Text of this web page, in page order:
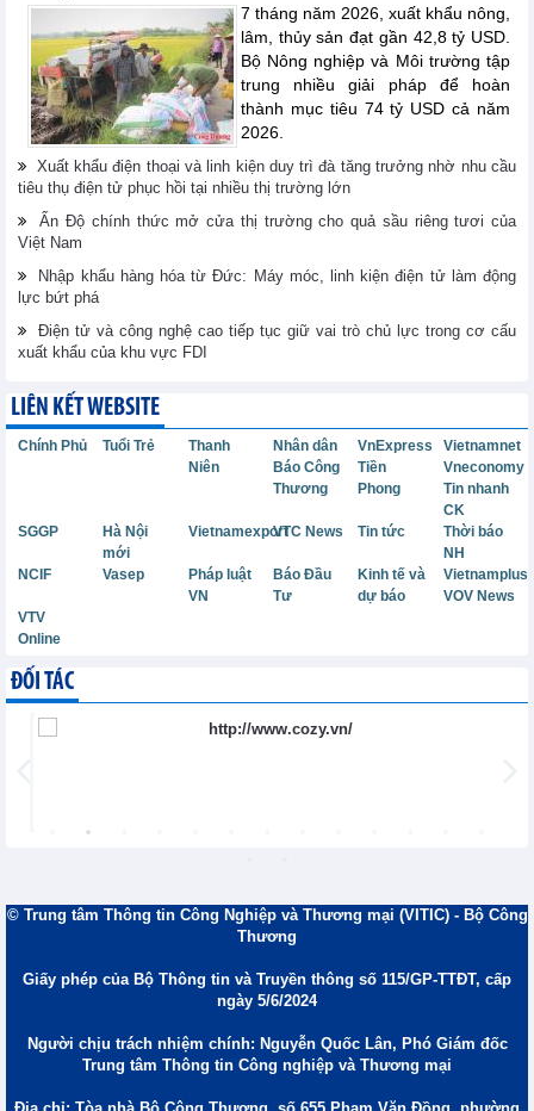
7 tháng năm 2026, xuất khẩu nông,
lâm, thủy sản đạt gần 42,8 tỷ USD.
Bộ Nông nghiệp và Môi trường tập
trung nhiều giải pháp để hoàn
thành mục tiêu 74 tỷ USD cả năm
2026.
Xuất khẩu điện thoại và linh kiện duy trì đà tăng trưởng nhờ nhu cầu
tiêu thụ điện tử phục hồi tại nhiều thị trường lớn
Ấn Độ chính thức mở cửa thị trường cho quả sầu riêng tươi của
Việt Nam
Nhập khẩu hàng hóa từ Đức: Máy móc, linh kiện điện tử làm động
lực bứt phá
Điện tử và công nghệ cao tiếp tục giữ vai trò chủ lực trong cơ cấu
xuất khẩu của khu vực FDI
LIÊN KẾT WEBSITE
Chính Phủ Tuổi Trẻ
Thanh
Niên
Nhân dân VnExpress
Vietnamnet
Báo Công
Thương
Tiền
Phong
Vneconomy
Tin nhanh
CK
SGGP
Hà Nội
mới
VietnamexportVTC News Tin tức
Thời báo
NH
NCIF
Vasep
Pháp luật
VN
Báo Đầu
Tư
Kinh tế và
dự báo
Vietnamplus
VOV News
VTV
Online
ĐỐI TÁC
© Trung tâm Thông tin Công Nghiệp và Thương mại (VITIC) - Bộ Công
Thương
Giấy phép của Bộ Thông tin và Truyền thông số 115/GP-TTĐT, cấp
ngày 5/6/2024
Người chịu trách nhiệm chính: Nguyễn Quốc Lân, Phó Giám đốc
Trung tâm Thông tin Công nghiệp và Thương mại